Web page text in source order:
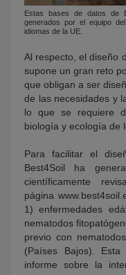
Estas bases de datos de
generados por el equipo
idiomas de la UE.
Al respecto, el diseño
supone un gran reto
que obligan a ser
de las necesidades y
lo que se requiere
biología y ecología de
Para facilitar el
Best4Soil ha
científicamente
página
1) enfermedades
nematodos
previo con
(Países Bajos).
informe sobre la